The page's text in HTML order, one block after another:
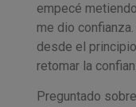
empecé
me dio
desde el
retomar la
Preguntado